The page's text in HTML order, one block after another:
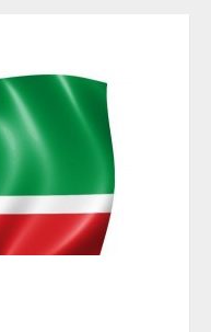
ЧЕЧЕНСКОЙ